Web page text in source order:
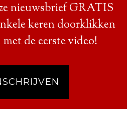
nieuwsbrief GRATIS
keren doorklikken
de eerste video!